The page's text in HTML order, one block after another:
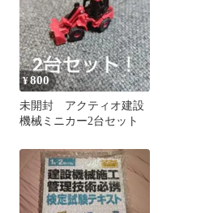
¥800
未開封 アクティオ建設
機械ミニカー2台セット